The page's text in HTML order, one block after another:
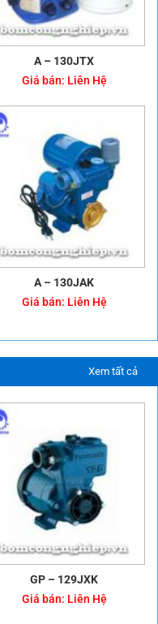
A – 130JTX
Giá bán: Liên Hệ
A – 130JAK
Giá bán: Liên Hệ
Xem tất cả
GP – 129JXK
Giá bán: Liên Hệ